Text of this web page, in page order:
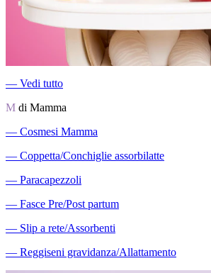
― Vedi tutto
M di Mamma
― Cosmesi Mamma
― Coppetta/Conchiglie assorbilatte
― Paracapezzoli
― Fasce Pre/Post partum
― Slip a rete/Assorbenti
― Reggiseni gravidanza/Allattamento